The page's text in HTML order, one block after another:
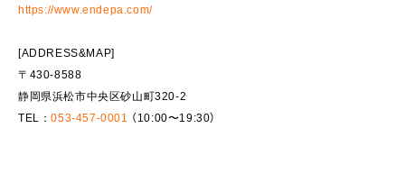
https://www.endepa.com/
[ADDRESS&MAP]
〒430-8588
静岡県浜松市中央区砂山町320-2
TEL：053-457-0001 （10:00〜19:30）